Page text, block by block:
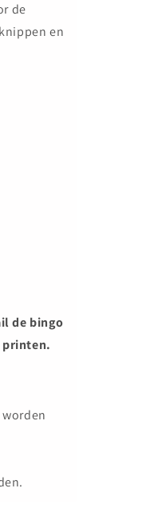
de
en
de bingo
printen.